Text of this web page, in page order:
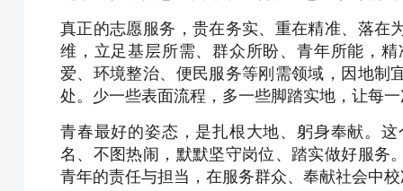
真正的志愿服务，贵在务实、重在精准、落在
维，立足基层所需、群众所盼、青年所能，
爱、环境整治、便民服务等刚需领域，因地制
处。少一些表面流程，多一些脚踏实地，让每
青春最好的姿态，是扎根大地、躬身奉献。
名、不图热闹，默默坚守岗位、踏实做好服务
青年的责任与担当，在服务群众、奉献社会中